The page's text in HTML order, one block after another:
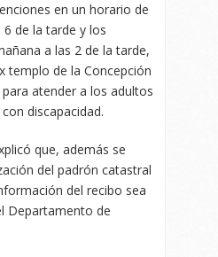
en un horario de
de la tarde y los
a las 2 de la tarde,
templo de la Concepción
atender a los adultos
discapacidad.
que, además se
del padrón catastral
del recibo sea
Departamento de